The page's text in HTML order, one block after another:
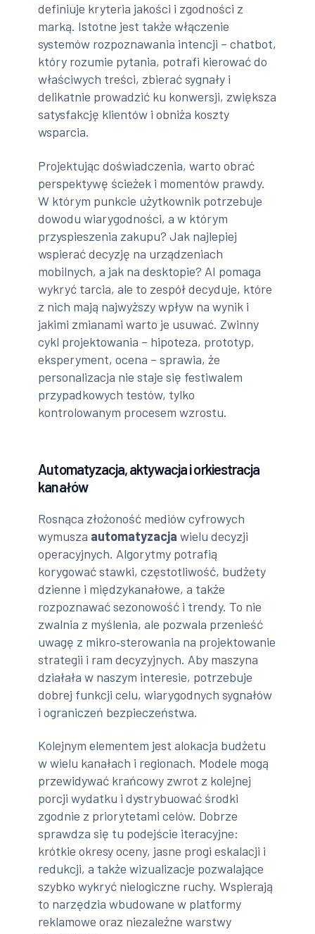
definiuje kryteria jakości i zgodności z
marką. Istotne jest także włączenie
systemów rozpoznawania intencji – chatbot,
który rozumie pytania, potrafi kierować do
właściwych treści, zbierać sygnały i
delikatnie prowadzić ku konwersji, zwiększa
satysfakcję klientów i obniża koszty
wsparcia.
Projektując doświadczenia, warto obrać
perspektywę ścieżek i momentów prawdy.
W którym punkcie użytkownik potrzebuje
dowodu wiarygodności, a w którym
przyspieszenia zakupu? Jak najlepiej
wspierać decyzję na urządzeniach
mobilnych, a jak na desktopie? AI pomaga
wykryć tarcia, ale to zespół decyduje, które
z nich mają najwyższy wpływ na wynik i
jakimi zmianami warto je usuwać. Zwinny
cykl projektowania – hipoteza, prototyp,
eksperyment, ocena – sprawia, że
personalizacja nie staje się festiwalem
przypadkowych testów, tylko
kontrolowanym procesem wzrostu.
Automatyzacja, aktywacja i orkiestracja
kanałów
Rosnąca złożoność mediów cyfrowych
wymusza automatyzacja wielu decyzji
operacyjnych. Algorytmy potrafią
korygować stawki, częstotliwość, budżety
dzienne i międzykanałowe, a także
rozpoznawać sezonowość i trendy. To nie
zwalnia z myślenia, ale pozwala przenieść
uwagę z mikro‑sterowania na projektowanie
strategii i ram decyzyjnych. Aby maszyna
działała w naszym interesie, potrzebuje
dobrej funkcji celu, wiarygodnych sygnałów
i ograniczeń bezpieczeństwa.
Kolejnym elementem jest alokacja budżetu
w wielu kanałach i regionach. Modele mogą
przewidywać krańcowy zwrot z kolejnej
porcji wydatku i dystrybuować środki
zgodnie z priorytetami celów. Dobrze
sprawdza się tu podejście iteracyjne:
krótkie okresy oceny, jasne progi eskalacji i
redukcji, a także wizualizacje pozwalające
szybko wykryć nielogiczne ruchy. Wspierają
to narzędzia wbudowane w platformy
reklamowe oraz niezależne warstwy